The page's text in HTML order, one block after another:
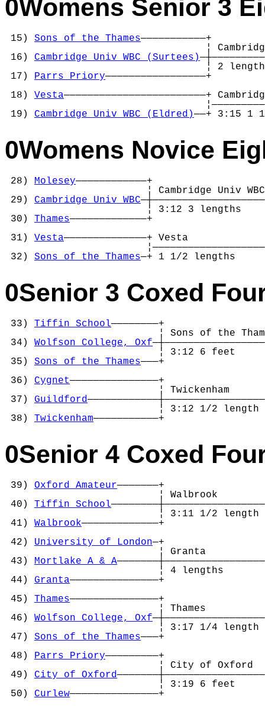
0Womens Senior 3
15) Sons of the Thames———————————+
¦
16) Cambridge Univ WBC (Surtees)
¦ 2
17) Parrs Priory—————————————————+
18) Vesta
19) Cambridge Univ WBC (Eldred)——+
0Womens Novice
28) Molesey————————————+
¦ Cambridge
29) Cambridge Univ WBC
¦ 3:12 3 lengths
30) Thames—————————————+
31) Vesta——————————————+ Vesta
32) Sons of the Thames—+ 1 1/2
0Senior 3 Coxed
33) Tiffin School————————+
¦ Sons of
34) Wolfson College, Oxf
¦ 3:12 6 feet
35) Sons of the Thames———+
36) Cygnet———————————————+
¦ Twickenham
37) Guildford
¦ 3:12 1/
38) Twickenham———————————+
0Senior 4 Coxed
39) Oxford Amateur———————+
¦
40) Tiffin School
¦ 3:11 1/2 length
41) Walbrook—————————————+
42) University of London—+
¦ Granta
43) Mortlake A & A
¦ 4 lengths
44) Granta———————————————+
45) Thames———————————————+
¦ Thames
46) Wolfson College, Oxf
¦ 3:17 1/4
47) Sons of the Thames———+
48) Parrs Priory—————————+
¦ City of Oxford
49) City of Oxford
¦ 3:19
50) Curlew———————————————+